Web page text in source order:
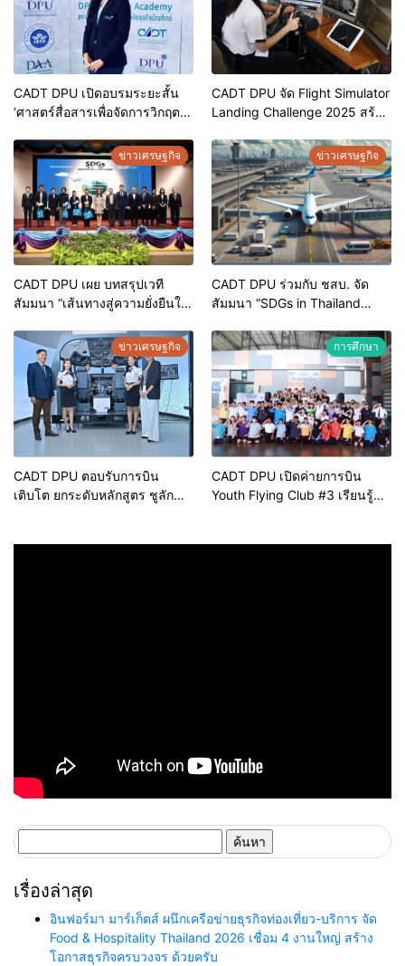
CADT DPU เปิดอบรมระยะสั้น
‘ศาสตร์สื่อสารเพื่อจัดการวิกฤต
บริหารองค์กร รับมือความท้าทาย
ในภาวะวิกฤต
CADT DPU จัด Flight Simulator
Landing Challenge 2025 สร้าง
พร้อมเปิดหลักสูตร ป.ตรี ควบใบ
อนุญาตนักบินพาณิชย์ตรี ภายใน
3.5 ปี
ข่าวเศรษฐกิจ
CADT DPU เผย บทสรุปเวที
สัมมนา “เส้นทางสู่ความยั่งยืนใน
ความร่วมมือจาก 4 ภาคส่วนคือ
กุญแจสู่ Net Zero
ข่าวเศรษฐกิจ
CADT DPU ร่วมกับ ชสบ. จัด
สัมมนา “SDGs in Thailand
ทางสู่ความยั่งยืนของ
อุตสาหกรรมการบินของไทย”
ร่วมงานฟรี!!
ข่าวเศรษฐกิจ
CADT DPU ตอบรับการบิน
เติบโต ยกระดับหลักสูตร ชูลัก
การศึกษา
CADT DPU เปิดค่ายการบิน
Youth Flying Club #3 เรียนรู้
สำหรับ:
เรื่องล่าสุด
อินฟอร์มา มาร์เก็ตส์ ผนึกเครือข่ายธุรกิจท่องเที่ยว-บริการ จัด
Food & Hospitality Thailand 2026 เชื่อม 4 งานใหญ่ สร้าง
โอกาสธุรกิจครบวงจร ด้วยครับ